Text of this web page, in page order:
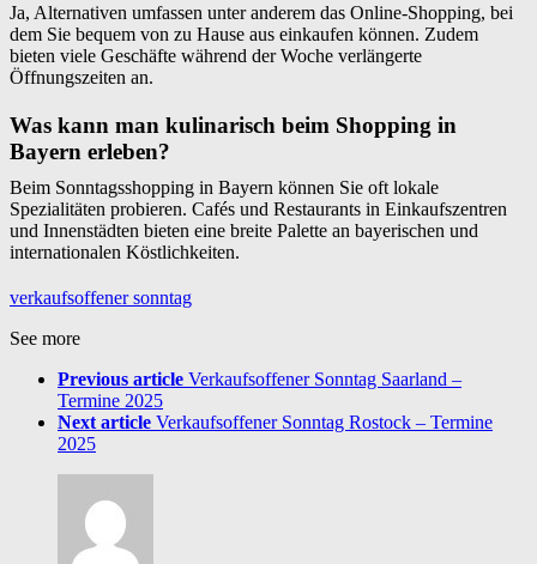
Ja, Alternativen umfassen unter anderem das Online-Shopping, bei
dem Sie bequem von zu Hause aus einkaufen können. Zudem
bieten viele Geschäfte während der Woche verlängerte
Öffnungszeiten an.
Was kann man kulinarisch beim Shopping in
Bayern erleben?
Beim Sonntagsshopping in Bayern können Sie oft lokale
Spezialitäten probieren. Cafés und Restaurants in Einkaufszentren
und Innenstädten bieten eine breite Palette an bayerischen und
internationalen Köstlichkeiten.
verkaufsoffener sonntag
See more
Previous article Verkaufsoffener Sonntag Saarland –
Termine 2025
Next article Verkaufsoffener Sonntag Rostock – Termine
2025